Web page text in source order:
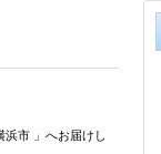
浜市 」 へお届けし